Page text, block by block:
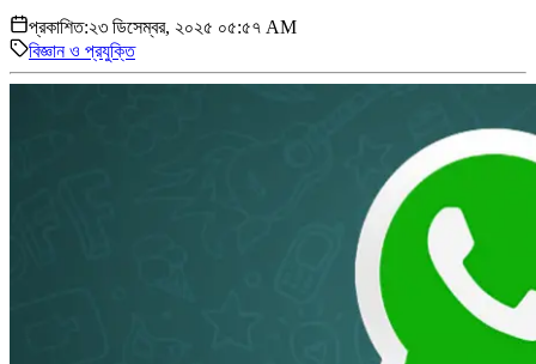
প্রকাশিত:২৩ ডিসেম্বর, ২০২৫ ০৫:৫৭ AM
বিজ্ঞান ও প্রযুক্তি